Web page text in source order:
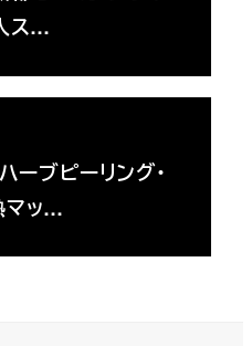
ス…
ーブピーリング・
マッ…